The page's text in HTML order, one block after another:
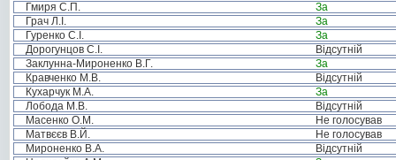
Гмиря С.П.
За
Грач Л.І.
За
Гуренко С.І.
За
Дорогунцов С.І.
Відсутній
Заклунна-Мироненко В.Г.
За
Кравченко М.В.
Відсутній
Кухарчук М.А.
За
Лобода М.В.
Відсутній
Масенко О.М.
Не голосував
Матвєєв В.Й.
Не голосував
Мироненко В.А.
Відсутній